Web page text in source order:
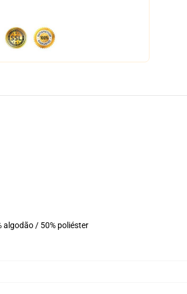
algodão / 50% poliéster